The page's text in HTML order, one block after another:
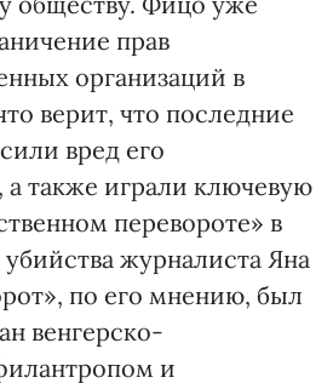
прав
организаций в
верит, что последние
вред его
а также играли ключевую
перевороте» в
журналиста Яна
по его мнению, был
венгерско-
и